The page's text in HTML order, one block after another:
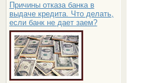
Причины отказа банка в
выдаче кредита. Что делать,
если банк не дает заем?